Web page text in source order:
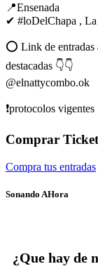
📍Ensenada
✔ #loDelChapa , La
⭕ Link de entradas
destacadas 👇👇
@elnattycombo.ok
❗protocolos vigentes
Comprar
Compra tus entradas
Sonando AHora
¿Que hay de